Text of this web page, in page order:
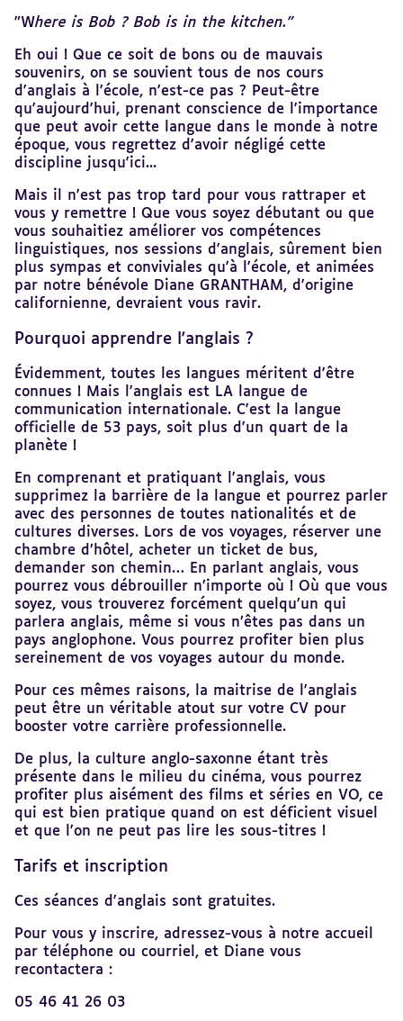
"Where is Bob ? Bob is in the kitchen."
Eh oui ! Que ce soit de bons ou de mauvais
souvenirs, on se souvient tous de nos cours
d'anglais à l'école, n'est-ce pas ? Peut-être
qu'aujourd'hui, prenant conscience de l'importance
que peut avoir cette langue dans le monde à notre
époque, vous regrettez d'avoir négligé cette
discipline jusqu'ici...
Mais il n'est pas trop tard pour vous rattraper et
vous y remettre ! Que vous soyez débutant ou que
vous souhaitiez améliorer vos compétences
linguistiques, nos sessions d'anglais, sûrement bien
plus sympas et conviviales qu'à l'école, et animées
par notre bénévole Diane GRANTHAM, d'origine
californienne, devraient vous ravir.
Pourquoi apprendre l'anglais ?
Évidemment, toutes les langues méritent d'être
connues ! Mais l'anglais est LA langue de
communication internationale. C'est la langue
officielle de 53 pays, soit plus d'un quart de la
planète !
En comprenant et pratiquant l'anglais, vous
supprimez la barrière de la langue et pourrez parler
avec des personnes de toutes nationalités et de
cultures diverses. Lors de vos voyages, réserver une
chambre d’hôtel, acheter un ticket de bus,
demander son chemin… En parlant anglais, vous
pourrez vous débrouiller n’importe où ! Où que vous
soyez, vous trouverez forcément quelqu’un qui
parlera anglais, même si vous n’êtes pas dans un
pays anglophone. Vous pourrez profiter bien plus
sereinement de vos voyages autour du monde.
Pour ces mêmes raisons, la maitrise de l'anglais
peut être un véritable atout sur votre CV pour
booster votre carrière professionnelle.
De plus, la culture anglo-saxonne étant très
présente dans le milieu du cinéma, vous pourrez
profiter plus aisément des films et séries en VO, ce
qui est bien pratique quand on est déficient visuel
et que l'on ne peut pas lire les sous-titres !
Tarifs et inscription
Ces séances d'anglais sont gratuites.
Pour vous y inscrire, adressez-vous à notre accueil
par téléphone ou courriel, et Diane vous
recontactera :
05 46 41 26 03